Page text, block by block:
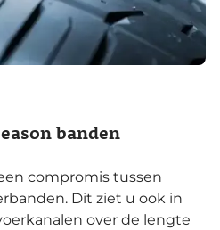
banden
compromis tussen
Dit ziet u ook in
over de lengte